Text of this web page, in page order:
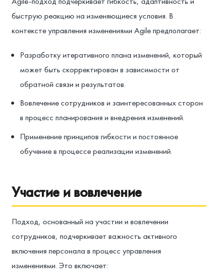
быструю реакцию на изменяющиеся условия. В
контексте управления изменениями Agile предполагает:
Разработку итеративного плана изменений, который
может быть скорректирован в зависимости от
обратной связи и результатов.
Вовлечение сотрудников и заинтересованных сторон
в процесс планирования и внедрения изменений.
Применение принципов гибкости и постоянное
обучение в процессе реализации изменений.
Участие и вовлечение
Подход, основанный на участии и вовлечении
сотрудников, подчеркивает важность активного
включения персонала в процесс управления
изменениями. Это включает: